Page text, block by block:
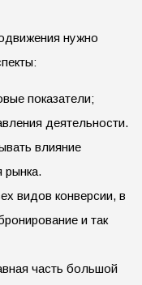
нужно
показатели;
деятельности.
влияние
рынка.
видов конверсии, в
и так
часть большой